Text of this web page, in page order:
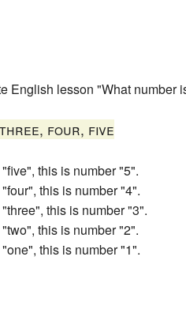
English lesson "What number is
four, five
this is number "5".
this is number "4".
this is number "3".
this is number "2".
this is number "1".